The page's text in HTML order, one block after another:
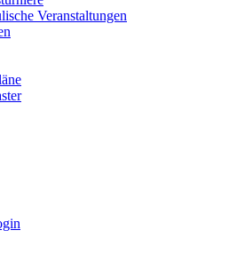
Veranstaltungen